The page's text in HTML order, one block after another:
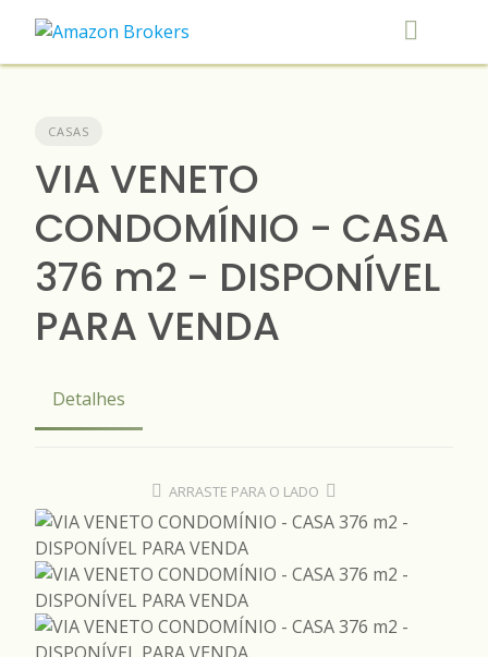
content
CASAS
VIA VENETO
CONDOMÍNIO - CASA
376 m2 - DISPONÍVEL
PARA VENDA
Detalhes
ARRASTE PARA O LADO